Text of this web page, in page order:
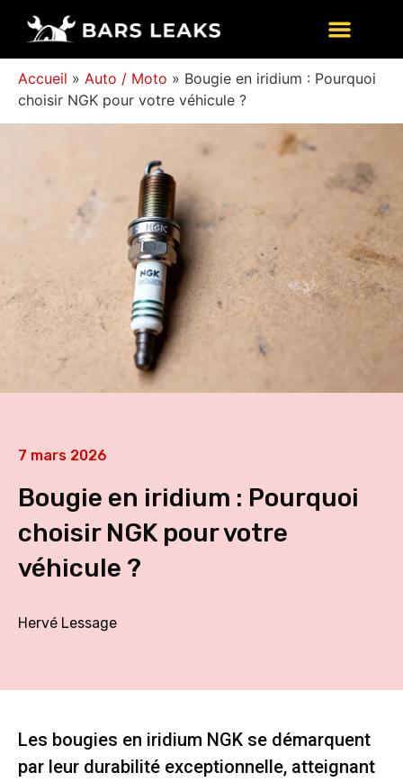
Accueil » Auto / Moto » Bougie en iridium : Pourquoi
choisir NGK pour votre véhicule ?
7 mars 2026
Bougie en iridium : Pourquoi
choisir NGK pour votre
véhicule ?
Hervé Lessage
Les bougies en iridium NGK se démarquent
par leur durabilité exceptionnelle, atteignant